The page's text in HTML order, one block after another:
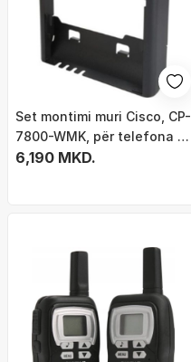
Set montimi muri Cisco, CP-
7800-WMK, për telefona IP
seri 7800
6,190 MKD.